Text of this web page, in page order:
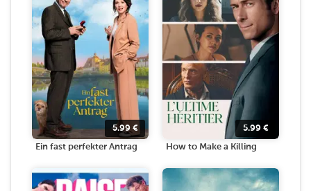
5.99 €
Ein fast perfekter Antrag
5.99 €
How to Make a Killing